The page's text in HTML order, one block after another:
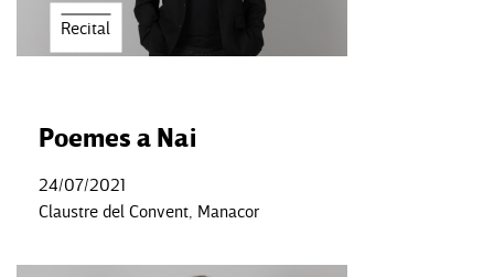
Recital
Poemes a Nai
24/07/2021
Claustre del Convent, Manacor